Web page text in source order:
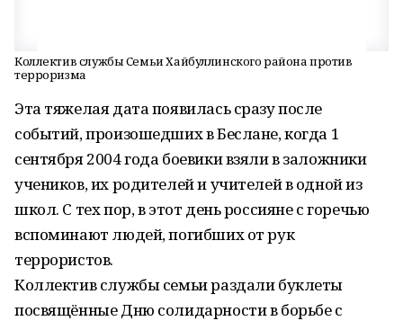
Коллектив службы Семьи Хайбуллинского района против
терроризма
Эта тяжелая дата появилась сразу после
событий, произошедших в Беслане, когда 1
сентября 2004 года боевики взяли в заложники
учеников, их родителей и учителей в одной из
школ. С тех пор, в этот день россияне с горечью
вспоминают людей, погибших от рук
террористов.
Коллектив службы семьи раздали буклеты
посвящённые Дню солидарности в борьбе с